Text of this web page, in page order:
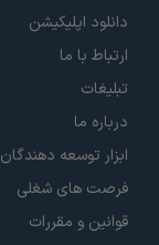
دانلود اپلیکیشن
ارتباط با ما
تبلیغات
درباره ما
ابزار توسعه دهندگان
فرصت های شغلی
قوانین و مقررات